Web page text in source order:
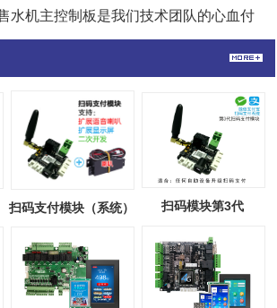
水机主控制板是我们技术团队的心血付
、双重防护...[查看详情]
扫码支付模块（系统） 扫码模块第3代